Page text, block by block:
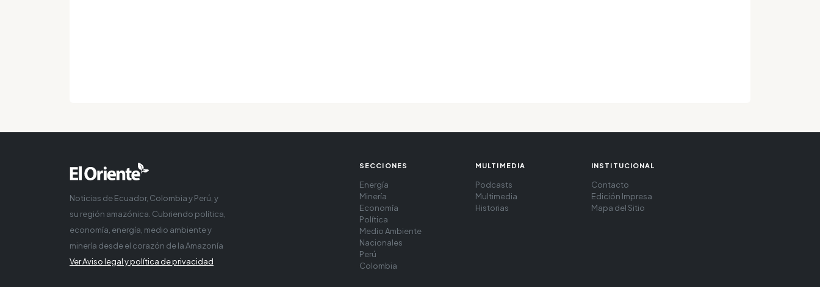
Noticias de Ecuador, Colombia y Perú, y
su región amazónica. Cubriendo política,
economía, energía, medio ambiente y
minería desde el corazón de la Amazonía
Ver Aviso legal y política de privacidad
SECCIONES
Energía
Minería
Economía
Política
Medio Ambiente
Nacionales
Perú
Colombia
MULTIMEDIA
Podcasts
Multimedia
Historias
INSTITUCIONAL
Contacto
Edición Impresa
Mapa del Sitio